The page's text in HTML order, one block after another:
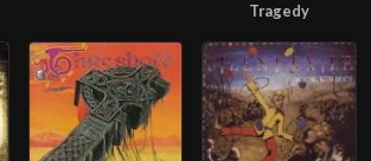
Tragedy